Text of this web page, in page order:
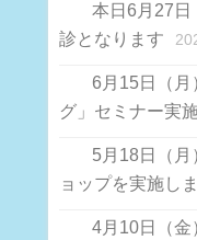
本日6月27日
診となります
6月15日（月
グ」セミナー実
5月18日（月
ョップを実施し
4月10日（金